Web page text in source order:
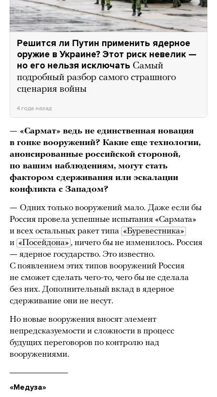
Решится ли Путин применить ядерное
оружие в Украине? Этот риск невелик —
но его нельзя исключать Самый
подробный разбор самого страшного
сценария войны
4 года назад
— «Сармат» ведь не единственная новация
в гонке вооружений? Какие еще технологии,
анонсированные российской стороной,
по вашим наблюдениям, могут стать
фактором сдерживания или эскалации
конфликта с Западом?
— Одних только вооружений мало. Даже если бы
Россия провела успешные испытания «Сармата»
и всех остальных ракет типа «Буревестника»
и «Посейдона» , ничего бы не изменилось. Россия
— ядерное государство. Это известно.
С появлением этих типов вооружений Россия
не сможет сделать чего-то, чего бы не сделала
без них. Дополнительный вклад в ядерное
сдерживание они не несут.
Но новые вооружения вносят элемент
непредсказуемости и сложности в процесс
будущих переговоров по контролю над
вооружениями.
«Медуза»